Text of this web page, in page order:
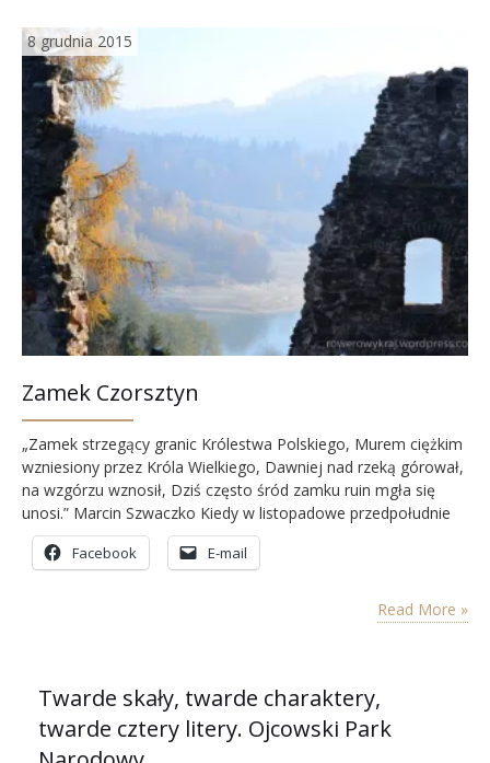
8 grudnia 2015
Zamek Czorsztyn
„Zamek strzegący granic Królestwa Polskiego, Murem ciężkim
wzniesiony przez Króla Wielkiego, Dawniej nad rzeką górował,
na wzgórzu wznosił, Dziś często śród zamku ruin mgła się
unosi.” Marcin Szwaczko Kiedy w listopadowe przedpołudnie
opuściliśmy Białkę Tatrzańską kierując się na szlak wiodący
Przełomem Dunajca, postanowiliśmy odwiedzić jeszcze jedno
Facebook E-mail
Read More »
Twarde skały, twarde charaktery,
twarde cztery litery. Ojcowski Park